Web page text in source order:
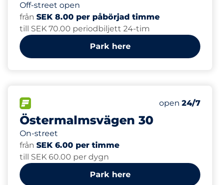
Off-street open
från SEK 8.00 per påbörjad timme
till SEK 70.00 periodbiljett 24-tim
Park here
Östermalmsvägen 30
On-street
Number of
Total Spaces
Friday
open 24/7
från SEK 6.00 per timme
till SEK 60.00 per dygn
Park here